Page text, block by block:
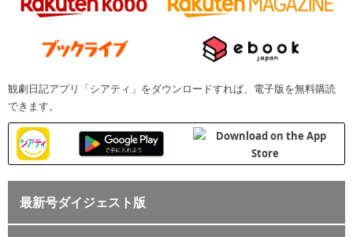
観劇日記アプリ「シアティ」をダウンロードすれば、電子版を無料購読
できます。
最新号ダイジェスト版